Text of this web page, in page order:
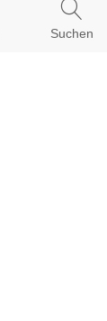
Suchen